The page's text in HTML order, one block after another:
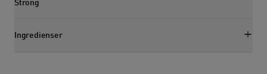
Strong
Visa egenskapssektion
Ingredienser
Visa ingredienssektion